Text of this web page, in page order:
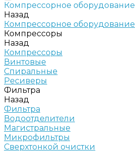
Компрессорное оборудование
Назад
Компрессорное оборудование
Компрессоры
Назад
Компрессоры
Винтовые
Спиральные
Ресиверы
Фильтра
Назад
Фильтра
Водоотделители
Магистральные
Микрофильтры
Сверхтонкой очистки